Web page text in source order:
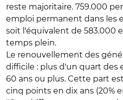
reste majoritaire. 759.000
emploi permanent dans les
soit l'équivalent de 583.000
temps plein.
Le renouvellement des
difficile : plus d'un quart des
60 ans ou plus. Cette part
cinq points en dix ans (20%